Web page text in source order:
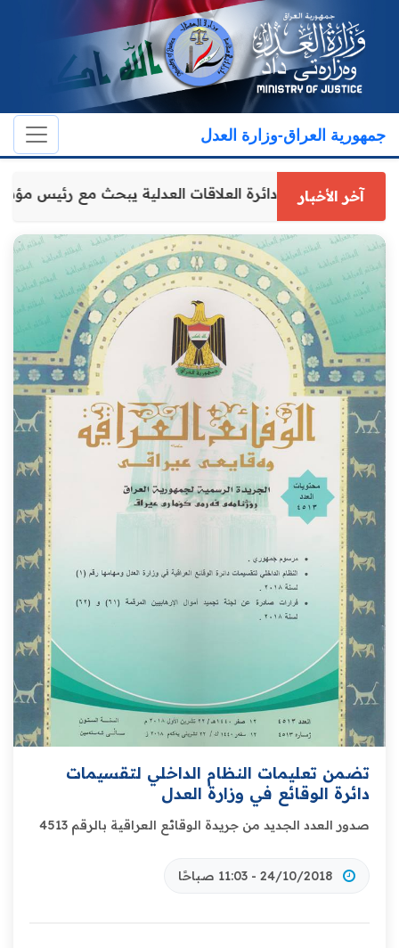
جمهورية العراق-وزارة العدل
آخر الأخبارمدير عام دائرة العلاقات العدلية يبحث مع رئيس
تضمن تعليمات النظام الداخلي لتقسيمات
دائرة الوقائع في وزارة العدل
صدور العدد الجديد من جريدة الوقائع العراقية بالرقم 4513
24/10/2018 - 11:03 صباحًا